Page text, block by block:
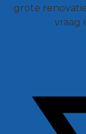
grote
vraag